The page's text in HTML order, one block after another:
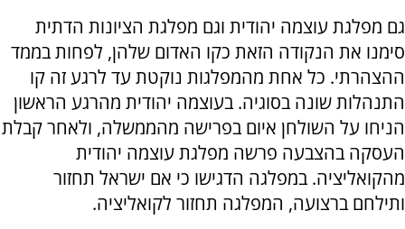
גם מפלגת עוצמה יהודית וגם מפלגת הציונות הדתית
סימנו את הנקודה הזאת כקו האדום שלהן, לפחות בממד
ההצהרתי. כל אחת מהמפלגות נוקטת עד לרגע זה קו
התנהלות שונה בסוגיה. בעוצמה יהודית מהרגע הראשון
הניחו על השולחן איום בפרישה מהממשלה, ולאחר קבלת
העסקה בהצבעה פרשה מפלגת עוצמה יהודית
מהקואליציה. במפלגה הדגישו כי אם ישראל תחזור
ותילחם ברצועה, המפלגה תחזור לקואליציה.